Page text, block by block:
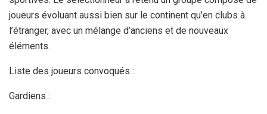
joueurs évoluant aussi bien sur le continent qu’en clubs à
l’étranger, avec un mélange d’anciens et de nouveaux
éléments.
Liste des joueurs convoqués :
Gardiens :